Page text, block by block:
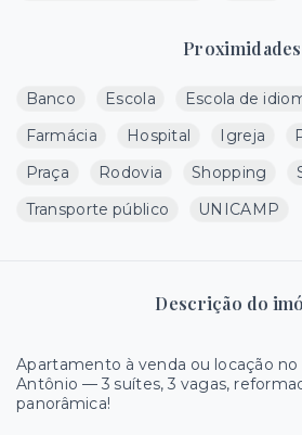
Proximidades
Banco Escola Escola de
Farmácia
Hospital Igreja
Praça
Rodovia Shopping
Transporte público
UNICAMP
Descrição do
Apartamento à venda ou locação no
Antônio — 3 suítes, 3 vagas,
panorâmica!